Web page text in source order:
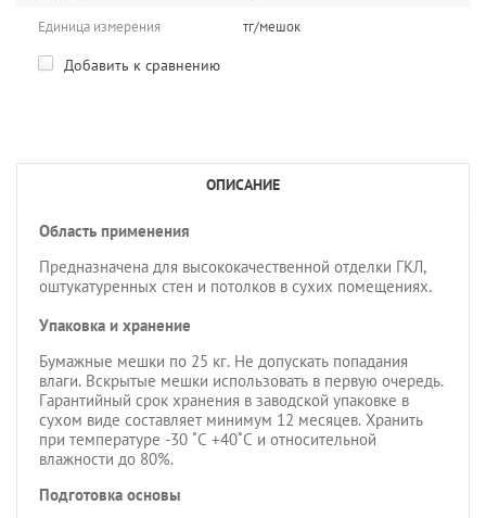
Единица измерения
тг/мешок
Добавить к сравнению
ОПИСАНИЕ
Область применения
Предназначена для высококачественной отделки ГКЛ,
оштукатуренных стен и потолков в сухих помещениях.
Упаковка и хранение
Бумажные мешки по 25 кг. Не допускать попадания
влаги. Вскрытые мешки использовать в первую очередь.
Гарантийный срок хранения в заводской упаковке в
сухом виде составляет минимум 12 месяцев. Хранить
при температуре -30 ˚С +40˚С и относительной
влажности до 80%.
Подготовка основы